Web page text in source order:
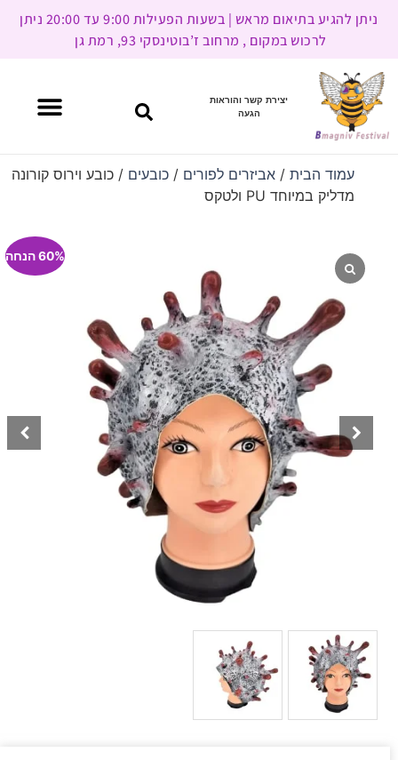
ניתן להגיע בתיאום מראש | בשעות הפעילות 9:00 עד 20:00 ניתן
לרכוש במקום , מרחוב ז’בוטינסקי 93, רמת גן
יצירת קשר והוראות
הגעה
עמוד הבית/ אביזרים לפורים / כובעים / כובע וירוס קורונה
מדליק במיוחד PU ולטקס
60% הנחה